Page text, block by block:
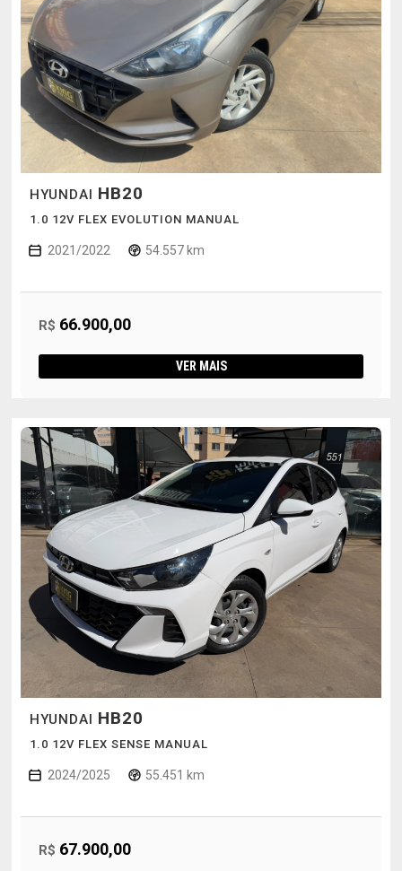
HYUNDAI HB20
1.0 12V FLEX EVOLUTION MANUAL
2021/2022 54.557 km
R$ 66.900,00
VER MAIS
HYUNDAI HB20
1.0 12V FLEX SENSE MANUAL
2024/2025 55.451 km
R$ 67.900,00